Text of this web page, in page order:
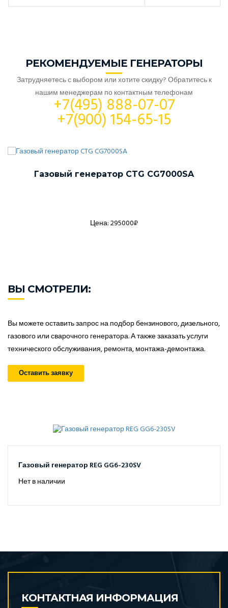
РЕКОМЕНДУЕМЫЕ ГЕНЕРАТОРЫ
Затрудняетесь с выбором или хотите скидку? Обратитесь к
нашим менеджерам по контактным телефонам
+7(495) 888-07-07
+7(900) 154-65-15
Газовый генератор CTG CG7000SA
Цена: 295000₽
ВЫ СМОТРЕЛИ:
Вы можете оставить запрос на подбор бензинового, дизельного,
газового или сварочного генератора. А также заказать услуги
технического обслуживания, ремонта, монтажа-демонтажа.
Оставить заявку
Газовый генератор REG GG6-230SV
Нет в наличии
КОНТАКТНАЯ ИНФОРМАЦИЯ